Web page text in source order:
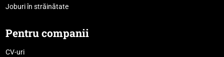
Joburi în străinătate
Pentru companii
CV-uri